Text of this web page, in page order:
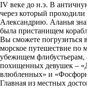
IV веке до н.э. В
через который
Александрию. Аланья
была пристанищем
Вы сможете погрузиться
морское путешествие по
убежищем флибустьерам,
похищенных девушек –
влюбленных» и
Главная из местных